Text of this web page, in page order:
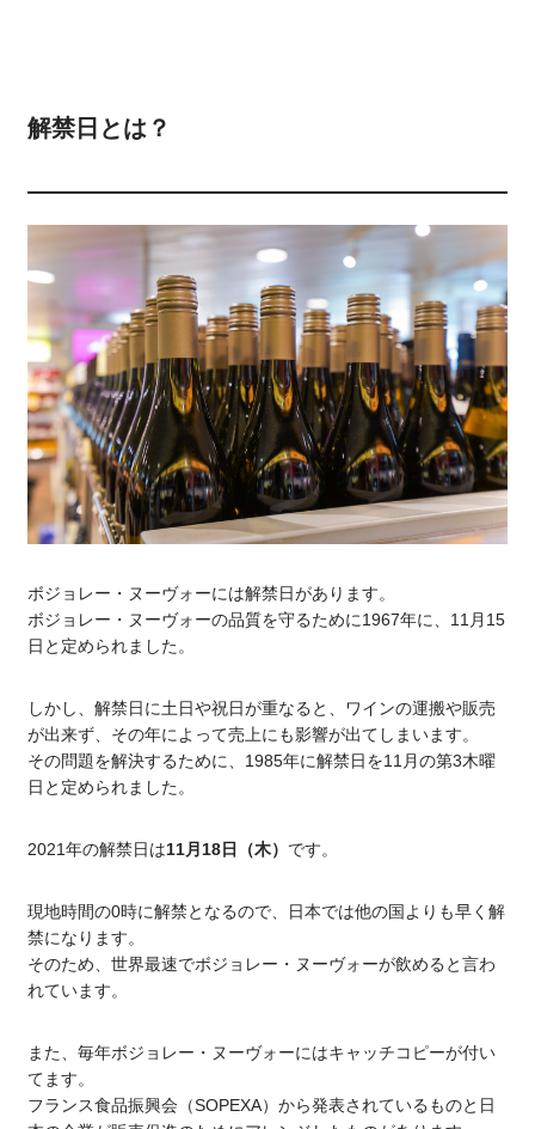
解禁日とは？
ボジョレー・ヌーヴォーには解禁日があります。
ボジョレー・ヌーヴォーの品質を守るために1967年に、11月15
日と定められました。
しかし、解禁日に土日や祝日が重なると、ワインの運搬や販売
が出来ず、その年によって売上にも影響が出てしまいます。
その問題を解決するために、1985年に解禁日を11月の第3木曜
日と定められました。
2021年の解禁日は11月18日（木） です。
現地時間の0時に解禁となるので、日本では他の国よりも早く解
禁になります。
そのため、世界最速でボジョレー・ヌーヴォーが飲めると言わ
れています。
また、毎年ボジョレー・ヌーヴォーにはキャッチコピーが付い
てます。
フランス食品振興会（SOPEXA）から発表されているものと日